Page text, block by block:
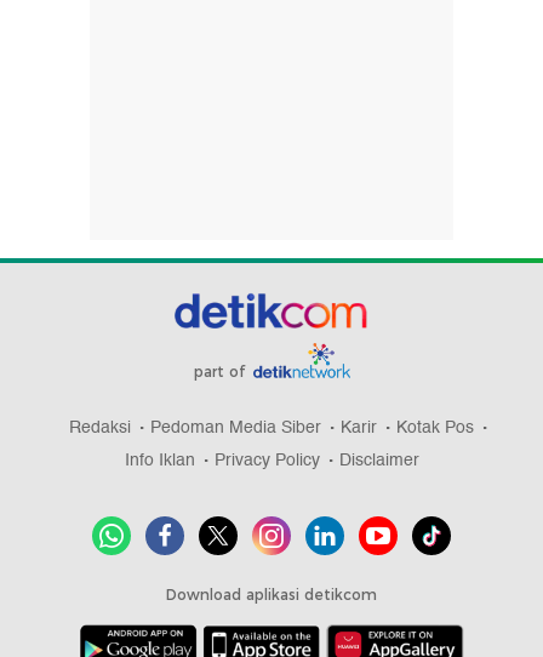
part of
Redaksi Pedoman Media Siber Karir
Kotak Pos
Info Iklan
Privacy Policy Disclaimer
Download aplikasi detikcom